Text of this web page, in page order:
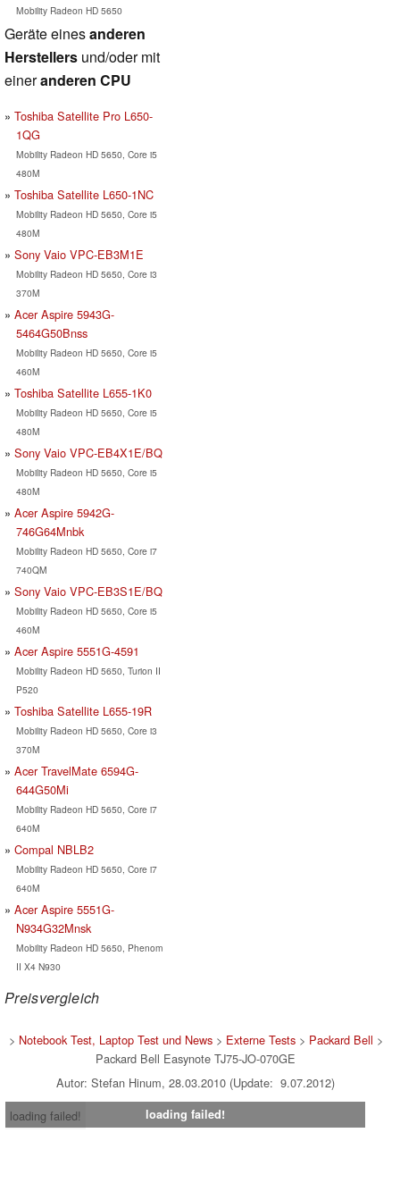
Mobility Radeon HD 5650
Geräte einesanderen
Herstellers und/oder mit
eineranderen CPU
Toshiba Satellite Pro L650-
1QG
Mobility Radeon HD 5650, Core i5
480M
Toshiba Satellite L650-1NC
Mobility Radeon HD 5650, Core i5
480M
Sony Vaio VPC-EB3M1E
Mobility Radeon HD 5650, Core i3
370M
Acer Aspire 5943G-
5464G50Bnss
Mobility Radeon HD 5650, Core i5
460M
Toshiba Satellite L655-1K0
Mobility Radeon HD 5650, Core i5
480M
Sony Vaio VPC-EB4X1E/BQ
Mobility Radeon HD 5650, Core i5
480M
Acer Aspire 5942G-
746G64Mnbk
Mobility Radeon HD 5650, Core i7
740QM
Sony Vaio VPC-EB3S1E/BQ
Mobility Radeon HD 5650, Core i5
460M
Acer Aspire 5551G-4591
Mobility Radeon HD 5650, Turion II
P520
Toshiba Satellite L655-19R
Mobility Radeon HD 5650, Core i3
370M
Acer TravelMate 6594G-
644G50Mi
Mobility Radeon HD 5650, Core i7
640M
Compal NBLB2
Mobility Radeon HD 5650, Core i7
640M
Acer Aspire 5551G-
N934G32Mnsk
Mobility Radeon HD 5650, Phenom
II X4 N930
Preisvergleich
> Notebook Test, Laptop Test und News> Externe Tests> Packard Bell >
Packard Bell Easynote TJ75-JO-070GE
Autor: Stefan Hinum, 28.03.2010 (Update: 9.07.2012)
loading failed!
loading failed!